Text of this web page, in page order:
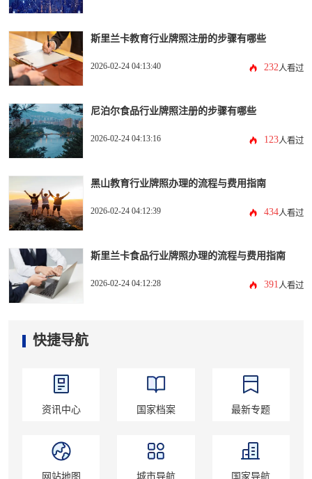
斯里兰卡教育行业牌照注册的步骤有哪些
2026-02-24 04:13:40 232人看过
尼泊尔食品行业牌照注册的步骤有哪些
2026-02-24 04:13:16 123人看过
黑山教育行业牌照办理的流程与费用指南
2026-02-24 04:12:39 434人看过
斯里兰卡食品行业牌照办理的流程与费用指南
2026-02-24 04:12:28 391人看过
快捷导航
资讯中心 国家档案 最新专题
网站地图 城市导航 国家导航